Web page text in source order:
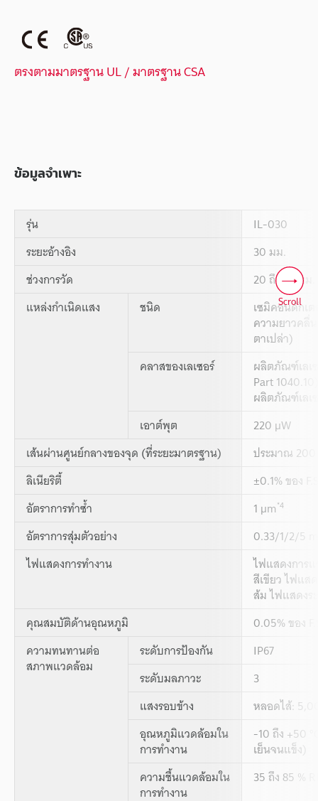
ตรงตามมาตรฐาน UL / มาตรฐาน CSA
ข้อมูลจำเพาะ
รุ่น
IL-030
ระยะอ้างอิง
30 มม.
ช่วงการวัด
20 ถึง 45 มม.
แหล่งกำเนิดแสง
ชนิด เซมิคอนดักเต
ความยาวคลื่
ตาเปล่า)
คลาสของเลเซอร์
ผลิตภัณฑ์เลเ
Part 1040.10)
ผลิตภัณฑ์เลเ
เอาต์พุต
220 µW
เส้นผ่านศูนย์กลางของจุด (ที่ระยะมาตรฐาน)
ประมาณ
ลิเนียริตี้
±0.1% ของ
อัตราการทำซ้ำ
1 µm*4
อัตราการสุ่มตัวอย่าง
0.33/1/2/5
ไฟแสดงการทำงาน
ไฟแสดงการแ
สีเขียว ไฟแส
ส้ม ไฟแสดงร
คุณสมบัติด้านอุณหภูมิ
0.05% ของ
ความทนทานต่อ
สภาพแวดล้อม
ระดับการป้องกัน
IP67
ระดับมลภาวะ
3
แสงรอบข้าง
หลอดไส้:
อุณหภูมิแวดล้อมใน
การทำงาน
-10 ถึง +50
เย็นจนแข็ง)
ความชื้นแวดล้อมใน
การทำงาน
35 ถึง 85 %
Scroll